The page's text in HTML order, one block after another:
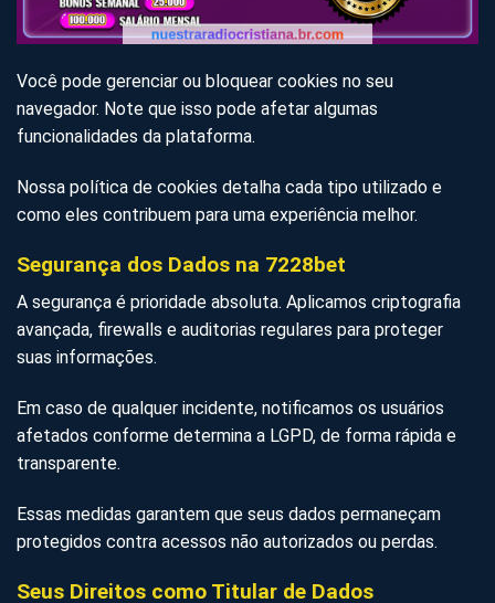
Você pode gerenciar ou bloquear cookies no seu
navegador. Note que isso pode afetar algumas
funcionalidades da plataforma.
Nossa política de cookies detalha cada tipo utilizado e
como eles contribuem para uma experiência melhor.
Segurança dos Dados na 7228bet
A segurança é prioridade absoluta. Aplicamos criptografia
avançada, firewalls e auditorias regulares para proteger
suas informações.
Em caso de qualquer incidente, notificamos os usuários
afetados conforme determina a LGPD, de forma rápida e
transparente.
Essas medidas garantem que seus dados permaneçam
protegidos contra acessos não autorizados ou perdas.
Seus Direitos como Titular de Dados